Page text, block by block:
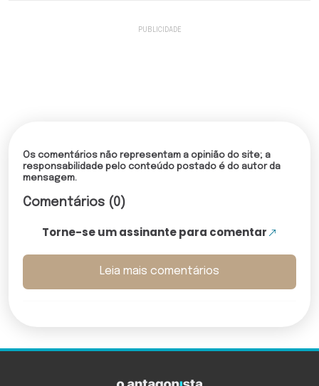
Os comentários não representam a opinião do site; a
responsabilidade pelo conteúdo postado é do autor da
mensagem.
Comentários (0)
Torne-se um assinante para comentar
Leia mais comentários